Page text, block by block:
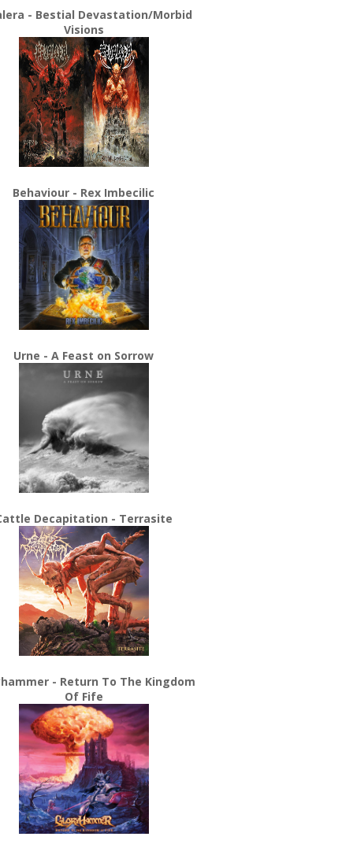
- Bestial Devastation/Morbid
Visions
Behaviour - Rex Imbecilic
Urne - A Feast on Sorrow
Decapitation - Terrasite
- Return To The Kingdom
Of Fife